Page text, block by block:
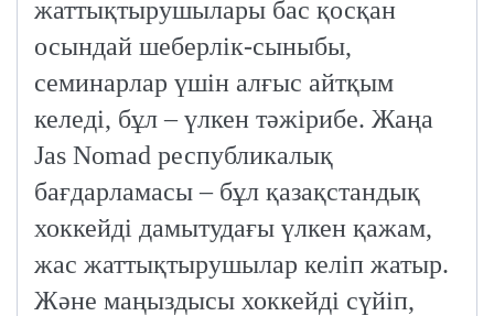
жаттықтырушылары бас қосқан
осындай шеберлік-сыныбы,
семинарлар үшін алғыс айтқым
келеді, бұл – үлкен тәжірибе. Жаңа
Jas Nomad республикалық
бағдарламасы – бұл қазақстандық
хоккейді дамытудағы үлкен қажам,
жас жаттықтырушылар келіп жатыр.
Және маңыздысы хоккейді сүйіп,